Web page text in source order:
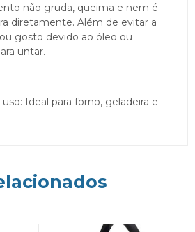
não gruda, queima e nem é
diretamente. Além de evitar a
gosto devido ao óleo ou
untar.
Ideal para forno, geladeira e